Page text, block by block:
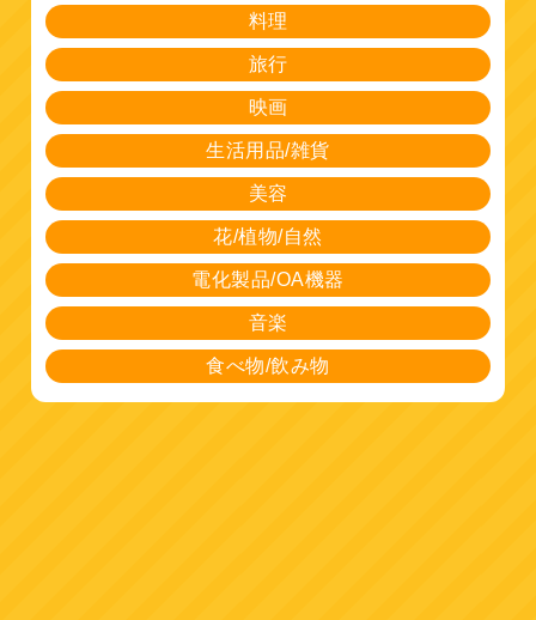
料理
旅行
映画
生活用品/雑貨
美容
花/植物/自然
電化製品/OA機器
音楽
食べ物/飲み物